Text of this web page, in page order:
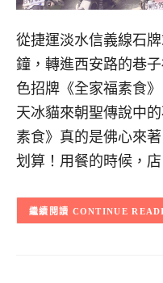
從捷運淡水信義線石
鐘，轉進西安路的巷
色招牌《全家福素食
天冰貓來朝聖傳說中
素食》真的是佛心來
划算！用餐的時候，
CONTINUE